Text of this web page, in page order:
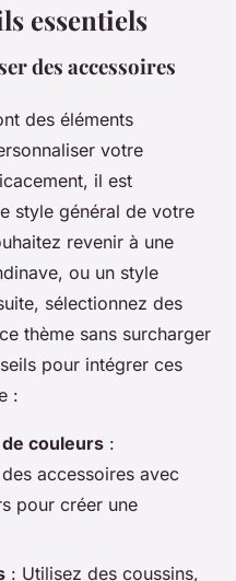
essentiels
des accessoires
des éléments
votre
il est
style général de votre
revenir à une
ou un style
sélectionnez des
thème sans surcharger
pour intégrer ces
:
couleurs :
accessoires avec
pour créer une
: Utilisez des coussins,